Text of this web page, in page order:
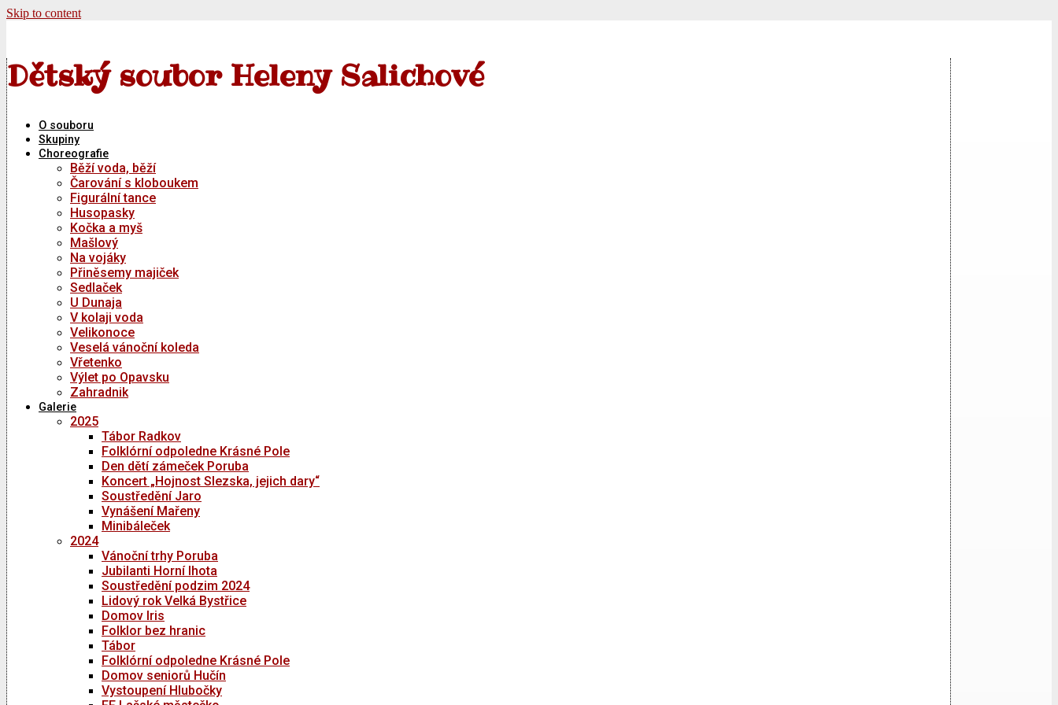
Skip to content
Dětský soubor Heleny Salichové
O souboru
Skupiny
Choreografie
Běží voda, běží
Čarování s kloboukem
Figurální tance
Husopasky
Kočka a myš
Mašlový
Na vojáky
Přiněsemy majiček
Sedlaček
U Dunaja
V kolaji voda
Velikonoce
Veselá vánoční koleda
Vřetenko
Výlet po Opavsku
Zahradnik
Galerie
2025
Tábor Radkov
Folklórní odpoledne Krásné Pole
Den dětí zámeček Poruba
Koncert „Hojnost Slezska, jejich dary“
Soustředění Jaro
Vynášení Mařeny
Minibáleček
2024
Vánoční trhy Poruba
Jubilanti Horní lhota
Soustředění podzim 2024
Lidový rok Velká Bystřice
Domov Iris
Folklor bez hranic
Tábor
Folklórní odpoledne Krásné Pole
Domov seniorů Hučín
Vystoupení Hlubočky